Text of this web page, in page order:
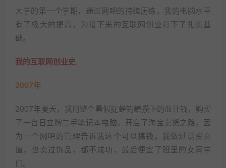
大学的第一个学期，通过网吧的持续历练，我的电脑水平
有了极大的提高，为接下来的互联网创业打下了扎实基
础。
我的互联网创业史
2007年
2007年夏天，我用整个暑假捉蝉钓鳝攒下的血汗钱，购买
了一台日立牌二手笔记本电脑，开启了淘宝卖货之路，因
为一个网吧的管理告诉我这个可以搞钱。我做过话费充
值，也卖过饰品，都不成功，最后便宜了班里的女同学
们。